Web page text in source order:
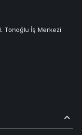
Tonoğlu İş Merkezi